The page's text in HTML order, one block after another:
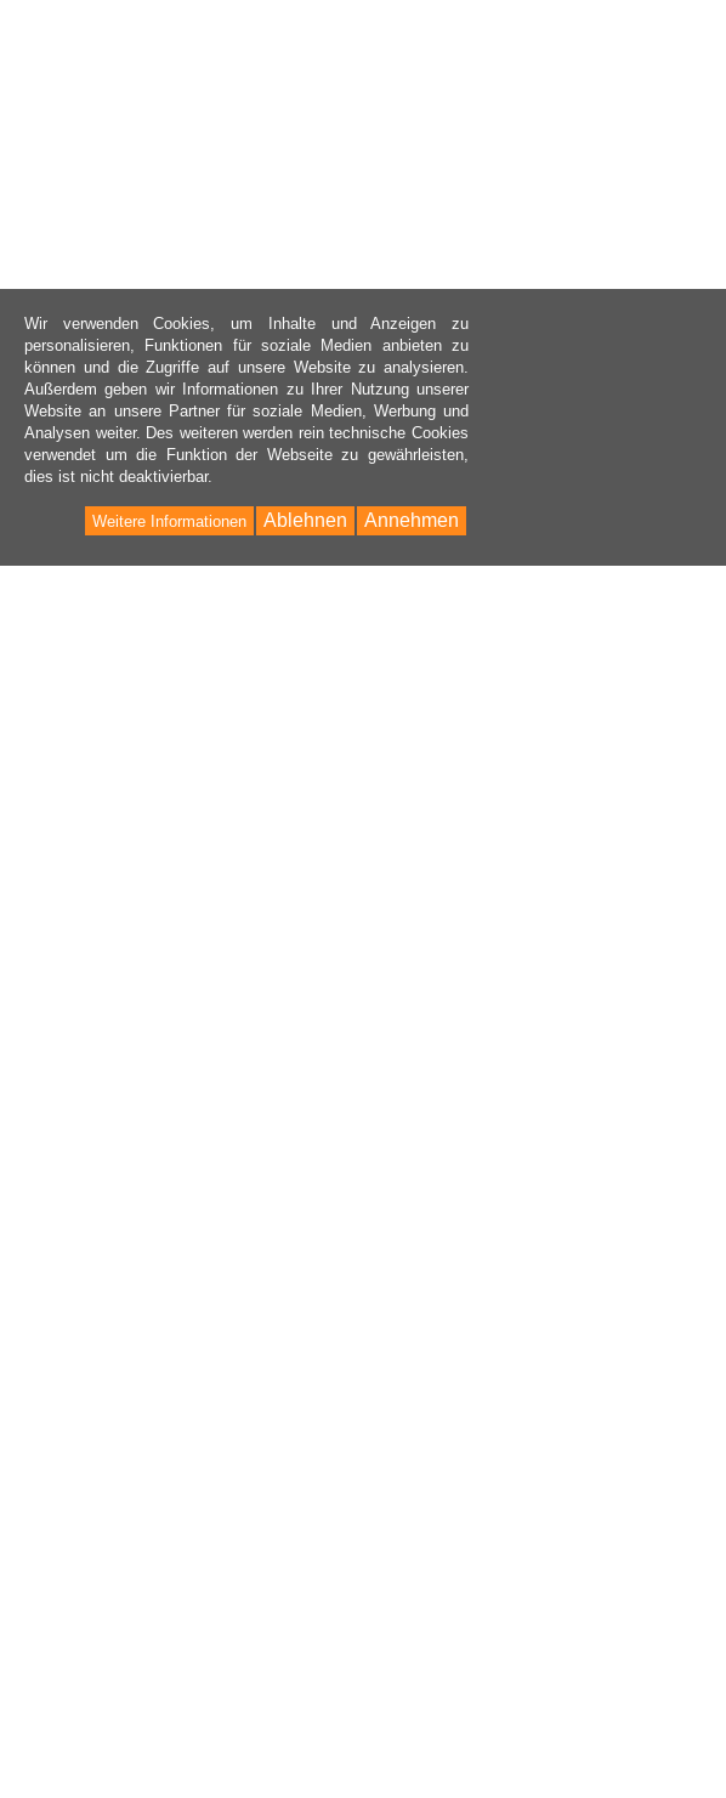
Wir verwenden Cookies, um Inhalte und Anzeigen zu
personalisieren, Funktionen für soziale Medien anbieten zu
können und die Zugriffe auf unsere Website zu analysieren.
Außerdem geben wir Informationen zu Ihrer Nutzung unserer
Website an unsere Partner für soziale Medien, Werbung und
Analysen weiter. Des weiteren werden rein technische Cookies
verwendet um die Funktion der Webseite zu gewährleisten,
dies ist nicht deaktivierbar.
Annehmen
Ablehnen
Weitere Informationen